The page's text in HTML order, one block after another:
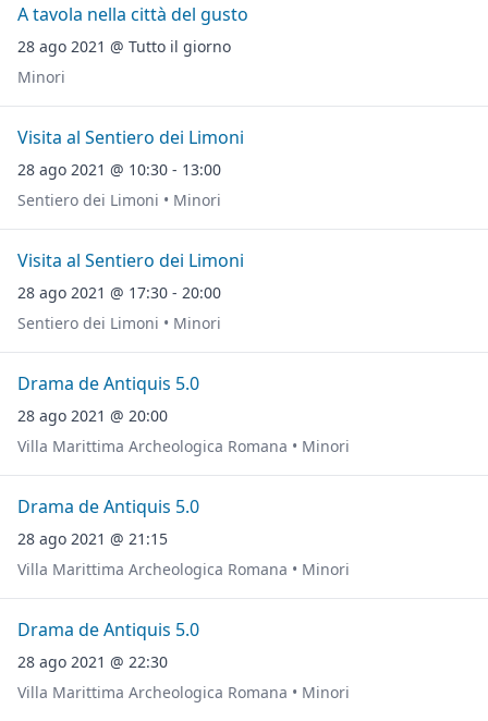
A tavola nella città del gusto
28 ago 2021 @ Tutto il giorno
Minori
Visita al Sentiero dei Limoni
28 ago 2021 @ 10:30 - 13:00
Sentiero dei Limoni • Minori
Visita al Sentiero dei Limoni
28 ago 2021 @ 17:30 - 20:00
Sentiero dei Limoni • Minori
Drama de Antiquis 5.0
28 ago 2021 @ 20:00
Villa Marittima Archeologica Romana • Minori
Drama de Antiquis 5.0
28 ago 2021 @ 21:15
Villa Marittima Archeologica Romana • Minori
Drama de Antiquis 5.0
28 ago 2021 @ 22:30
Villa Marittima Archeologica Romana • Minori